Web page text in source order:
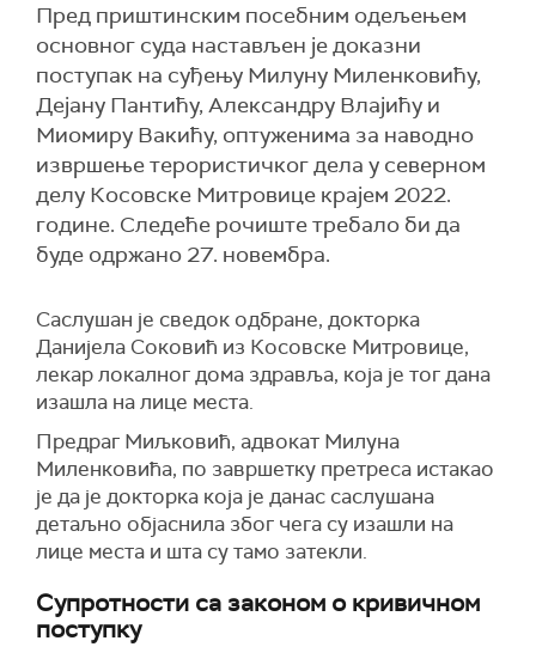
Пред приштинским посебним одељењем
основног суда настављен је доказни
поступак на суђењу Милуну Миленковићу,
Дејану Пантићу, Александру Влајићу и
Миомиру Вакићу, оптуженима за наводно
извршење терористичког дела у северном
делу Косовске Митровице крајем 2022.
године. Следеће рочиште требало би да
буде одржано 27. новембра.
Саслушан је сведок одбране, докторка
Данијела Соковић из Косовске Митровице,
лекар локалног дома здравља, која је тог дана
изашла на лице места.
Предраг Миљковић, адвокат Милуна
Миленковића, по завршетку претреса истакао
je да је докторка која је данас саслушана
детаљно објаснила због чега су изашли на
лице места и шта су тамо затекли.
Супротности са законом о кривичном
поступку